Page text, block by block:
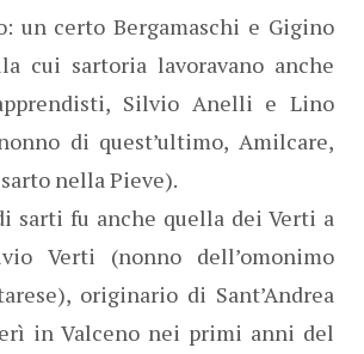
un certo Bergamaschi e Gigino
cui sartoria lavoravano anche
Silvio Anelli e Lino
di quest’ultimo, Amilcare,
nella Pieve).
sarti fu anche quella dei Verti a
Verti (nonno dell’omonimo
originario di Sant’Andrea
in Valceno nei primi anni del